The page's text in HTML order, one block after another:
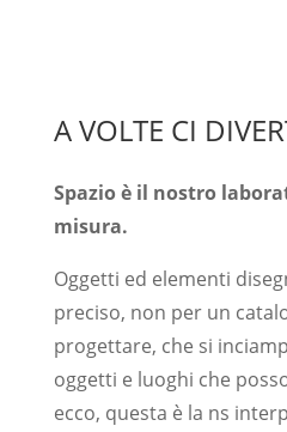
A VOLTE CI
Spazio è il nostro
misura.
Oggetti ed elementi
preciso, non per un
progettare, che si
oggetti e luoghi che
ecco, questa è la ns